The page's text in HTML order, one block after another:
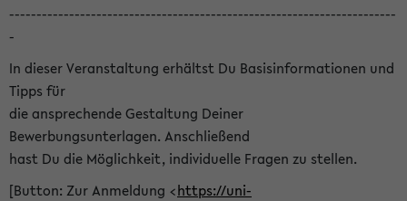
-----------------------------------------------------------------------
-
In dieser Veranstaltung erhältst Du Basisinformationen und
Tipps für
die ansprechende Gestaltung Deiner
Bewerbungsunterlagen. Anschließend
hast Du die Möglichkeit, individuelle Fragen zu stellen.
[Button: Zur Anmeldung <https://uni-